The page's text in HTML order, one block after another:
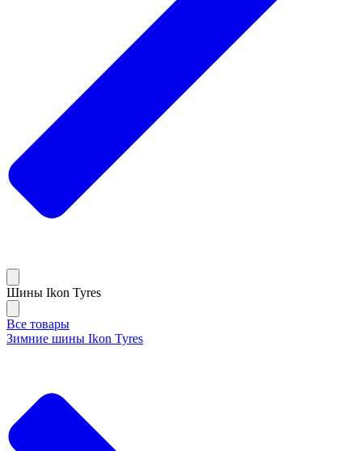
Шины Ikon Tyres
Все товары
Зимние шины Ikon Tyres